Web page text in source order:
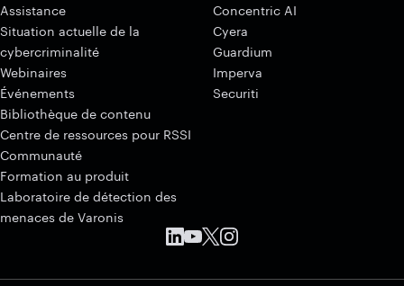
Assistance
Situation actuelle de la
cybercriminalité
Webinaires
Événements
Bibliothèque de contenu
Centre de ressources pour RSSI
Communauté
Formation au produit
Laboratoire de détection des
menaces de Varonis
Concentric AI
Cyera
Guardium
Imperva
Securiti